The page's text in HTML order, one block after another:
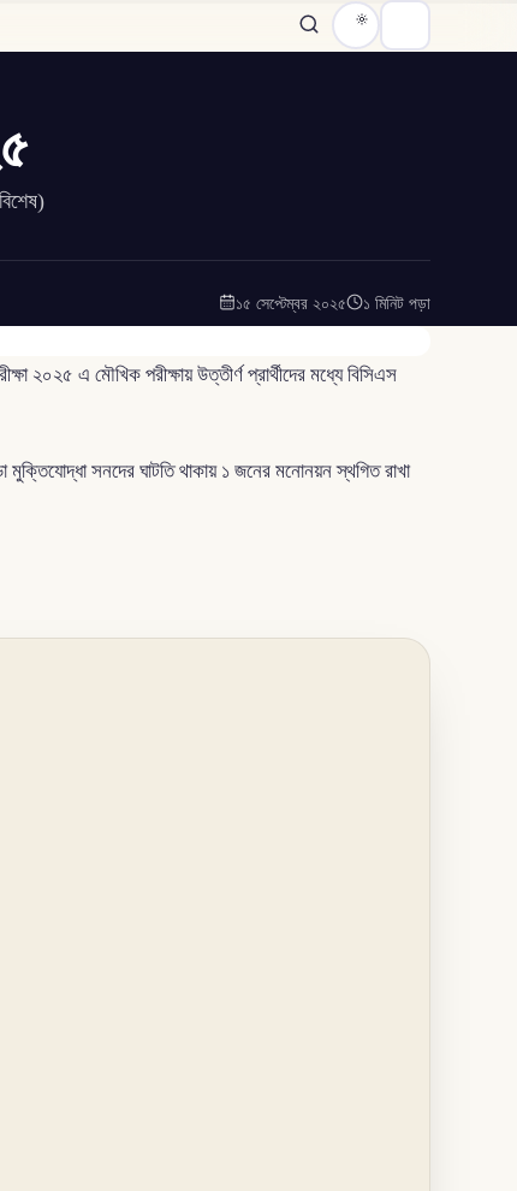
১৫ সেপ্টেম্বর ২০২৫ ১ মিনিট পড়া
২০২৫ এ মৌখিক পরীক্ষায় উত্তীর্ণ প্রার্থীদের মধ্যে বিসিএস
সনদের ঘাটতি থাকায় ১ জনের মনোনয়ন স্থগিত রাখা